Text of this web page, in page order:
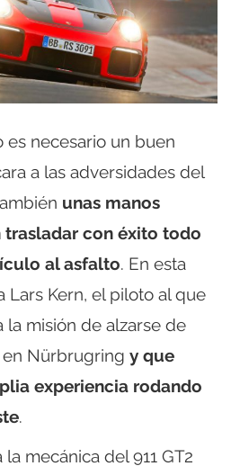
es necesario un buen
a las adversidades del
unas manos
trasladar con éxito todo
al asfalto. En esta
Lars Kern, el piloto al que
misión de alzarse de
Nürbrugring y que
experiencia rodando
.
mecánica del 911 GT2